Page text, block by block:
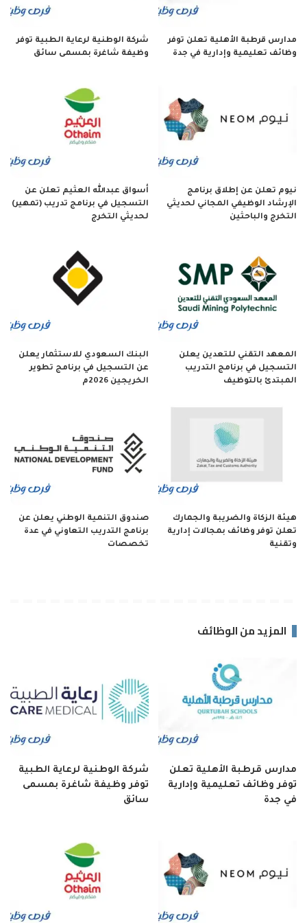
مدارس قرطبة الأهلية تعلن توفر
وظائف تعليمية وإدارية في جدة
شركة الوطنية لرعاية الطبية توفر
وظيفة شاغرة بمسمى سائق
نيوم تعلن عن إطلاق برنامج
الإرشاد الوظيفي المجاني لحديثي
التخرج والباحثين
أسواق عبدالله العثيم تعلن عن
التسجيل في برنامج تدريب (تمهير)
لحديثي التخرج
المعهد التقني للتعدين يعلن
التسجيل في برنامج التدريب
المبتدئ بالتوظيف
البنك السعودي للاستثمار يعلن
عن التسجيل في برنامج تطوير
الخريجين 2026م
هيئة الزكاة والضريبة والجمارك
تعلن توفر وظائف بمجالات إدارية
وتقنية
صندوق التنمية الوطني يعلن عن
برنامج التدريب التعاوني في عدة
تخصصات
المزيد من الوظائف
مدارس قرطبة الأهلية تعلن
توفر وظائف تعليمية وإدارية
في جدة
شركة الوطنية لرعاية الطبية
توفر وظيفة شاغرة بمسمى
سائق